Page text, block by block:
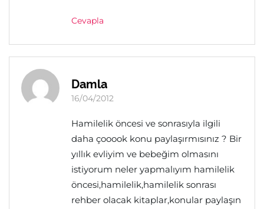
Cevapla
Damla
16/04/2012
Hamilelik öncesi ve sonrasıyla ilgili
daha çooook konu paylaşırmısınız ? Bir
yıllık evliyim ve bebeğim olmasını
istiyorum neler yapmalıyım hamilelik
öncesi,hamilelik,hamilelik sonrası
rehber olacak kitaplar,konular paylaşın